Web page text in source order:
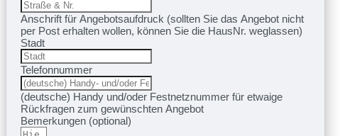
Anschrift für Angebotsaufdruck (sollten Sie das Angebot nicht
per Post erhalten wollen, können Sie die HausNr. weglassen)
Stadt
Telefonnummer
(deutsche) Handy und/oder Festnetznummer für etwaige
Rückfragen zum gewünschten Angebot
Bemerkungen (optional)